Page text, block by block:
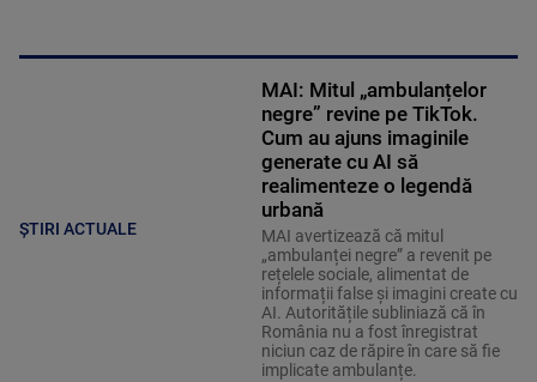
ȘTIRI ACTUALE
MAI: Mitul „ambulanțelor
negre” revine pe TikTok.
Cum au ajuns imaginile
generate cu AI să
realimenteze o legendă
urbană
MAI avertizează că mitul
„ambulanței negre” a revenit pe
rețelele sociale, alimentat de
informații false și imagini create cu
AI. Autoritățile subliniază că în
România nu a fost înregistrat
niciun caz de răpire în care să fie
implicate ambulanțe.